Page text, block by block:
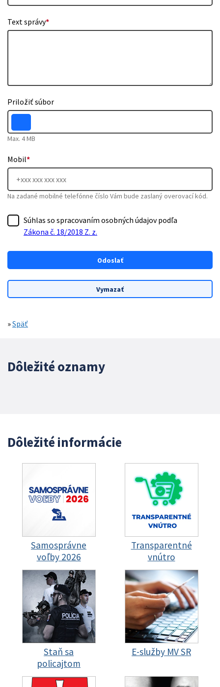
Text správy*
Priložiť súbor
Max. 4 MB
Mobil*
Na zadané mobilné telefónne číslo Vám bude zaslaný overovací kód.
Súhlas so spracovaním osobných údajov podľa
Zákona č. 18/2018 Z. z.
»Späť
Dôležité oznamy
Dôležité informácie
Samosprávne
voľby 2026
Transparentné
vnútro
Staň sa
policajtom
E-služby MV SR